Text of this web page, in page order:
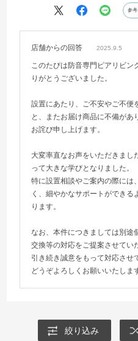
不足でした
ただ、設置の想定は伝えていたし
た）、高価な商品の売買ですから
かったなと思いました
参考
店舗からの回答 2025.9.5
このたびは防音専門ピアリビン
りがとうございました。
設置にあたり、ご不安やご不便
と、またお届け商品に不備があ
お詫び申し上げます。
大変率直なお声をいただきまし
って大きな学びとなりました。
特に設置相談やご案内の際には
く、細やかなサポートができる
ります。
なお、本件につきましては別途
交換等の対応をご提案させてい
引き続き誠意をもって対応させ
どうぞよろしくお願いいたしま
絞り込み